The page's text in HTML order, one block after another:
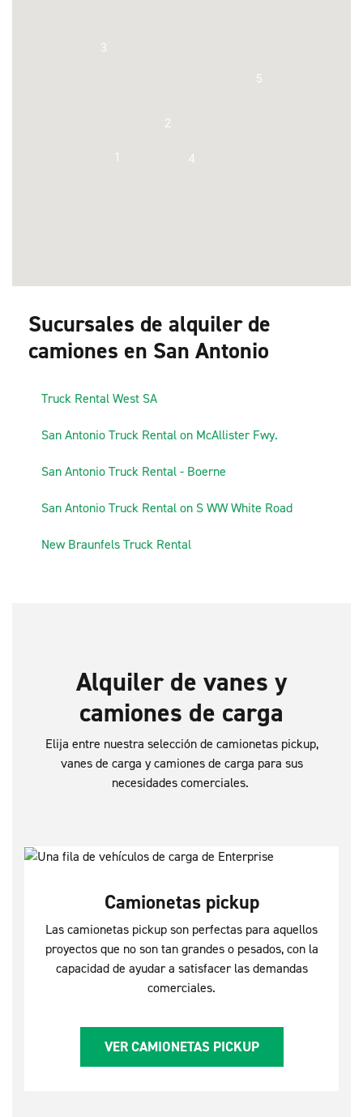
1
2
3
4
5
Sucursales de alquiler de
camiones en San Antonio
Truck Rental West SA
San Antonio Truck Rental on McAllister Fwy.
San Antonio Truck Rental - Boerne
San Antonio Truck Rental on S WW White Road
New Braunfels Truck Rental
Alquiler de vanes y
camiones de carga
Elija entre nuestra selección de camionetas pickup,
vanes de carga y camiones de carga para sus
necesidades comerciales.
Camionetas pickup
Las camionetas pickup son perfectas para aquellos
proyectos que no son tan grandes o pesados, con la
capacidad de ayudar a satisfacer las demandas
comerciales.
VER CAMIONETAS PICKUP